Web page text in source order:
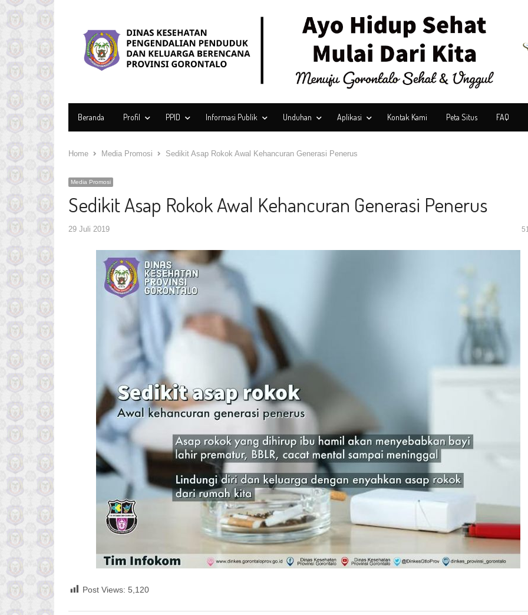
Beranda Profil PPID Informasi Publik Unduhan Aplikasi Kontak Kami Peta Situs FAQ
Home Media Promosi Sedikit Asap Rokok Awal Kehancuran Generasi Penerus
Media Promosi
Sedikit Asap Rokok Awal Kehancuran Generasi Penerus
29 Juli 2019
Post Views: 5,120